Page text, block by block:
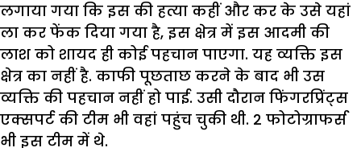
लगाया गया कि इस की हत्या कहीं और कर के उसे यहां
ला कर फेंक दिया गया है, इस क्षेत्र में इस आदमी की
लाश को शायद ही कोई पहचान पाएगा. यह व्यक्ति इस
क्षेत्र का नहीं है. काफी पूछताछ करने के बाद भी उस
व्यक्ति की पहचान नहीं हो पाई. उसी दौरान फिंगरप्रिंट्स
एक्सपर्ट की टीम भी वहां पहुंच चुकी थी. 2 फोटोग्राफर्स
भी इस टीम में थे.